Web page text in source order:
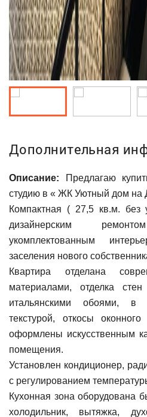
Дополнительная
Описание: Предлагаю
студию в « ЖК Уютный дом на
Компактная ( 27,5 кв.м. без
дизайнерским
укомплектованным
заселения нового
Квартира отделана
материалами, отделка
итальянскими обоями,
текстурой, откосы
оформлены искусственным
помещения.
Установлен кондиционер,
с регулированием
Кухонная зона оборудована
холодильник, вытяжка,